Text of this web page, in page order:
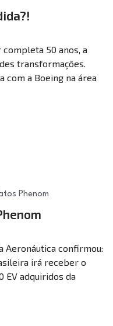
50 anos, a
transformações.
com a Boeing na área
Aeronáutica confirmou:
irá receber o
EV adquiridos da